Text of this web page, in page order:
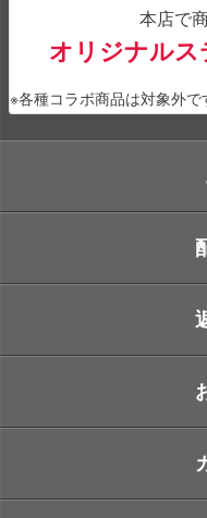
本店で
オリジナル
※各種コラボ商品は対象外で